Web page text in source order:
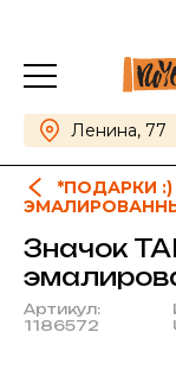
Ленина, 77
*ПОДАРКИ :)
Значок
Артикул:
1186572